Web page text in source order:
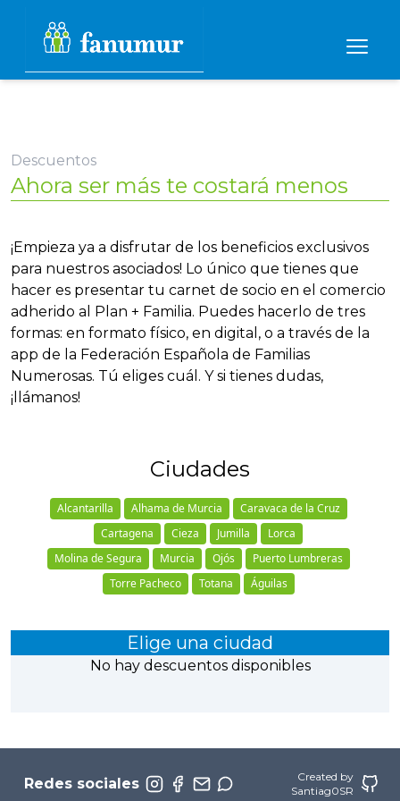
Descuentos
Ahora ser más te costará menos
¡Empieza ya a disfrutar de los beneficios exclusivos
para nuestros asociados! Lo único que tienes que
hacer es presentar tu carnet de socio en el comercio
adherido al Plan + Familia. Puedes hacerlo de tres
formas: en formato físico, en digital, o a través de la
app de la Federación Española de Familias
Numerosas. Tú eliges cuál. Y si tienes dudas,
¡llámanos!
Ciudades
Alcantarilla Alhama de Murcia
Caravaca de la Cruz
Cartagena
Cieza Jumilla
Lorca
Molina de Segura
Murcia Ojós
Puerto Lumbreras
Torre Pacheco
Totana Águilas
Elige una ciudad
No hay descuentos disponibles
Redes sociales
Created by
Santiag0SR